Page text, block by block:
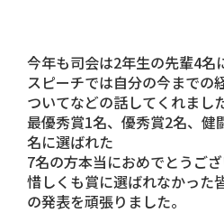
今年も司会は2年生の先輩4名
スピーチでは自分の今までの
ついてなどの話してくれました
最優秀賞1名、優秀賞2名、健
名に選ばれた
7名の方本当におめでとうござ
惜しくも賞に選ばれなかった
の発表を頑張りました。